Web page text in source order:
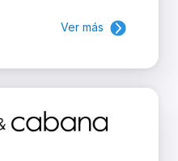
Ver más